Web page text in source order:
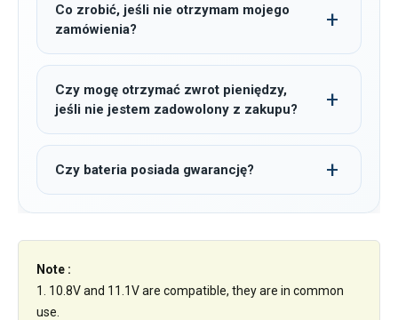
Co zrobić, jeśli nie otrzymam mojego
zamówienia?
Czy mogę otrzymać zwrot pieniędzy,
jeśli nie jestem zadowolony z zakupu?
Czy bateria posiada gwarancję?
Note :
1. 10.8V and 11.1V are compatible, they are in common
use.